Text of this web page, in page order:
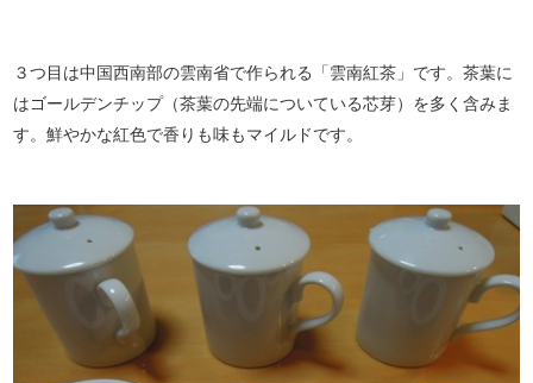
３つ目は中国西南部の雲南省で作られる「雲南紅茶」です。茶葉に
はゴールデンチップ（茶葉の先端についている芯芽）を多く含みま
す。鮮やかな紅色で香りも味もマイルドです。